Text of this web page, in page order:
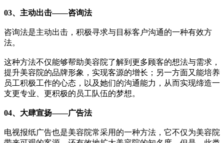
03、主动出击——咨询法
咨询法是主动出击，积极寻求与目标客户沟通的一种有效方
法。
这种方法不仅能够帮助美容院了解到更多顾客的想法与需求，
提升美容院的品牌形象，实现客源的增长；另一方面又能培养
员工积极工作的心态，以及她们的沟通能力，从而实现缔造一
支更专业、更积极的员工队伍的梦想。
04、大肆宣扬——广告法
电视报纸广告也是美容院常采用的一种方法，它不仅为美容院